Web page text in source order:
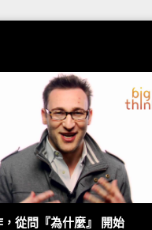
，從問『為什麼』 開始